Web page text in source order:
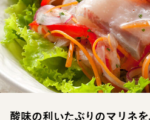
酸味の利いたぶりのマリネ